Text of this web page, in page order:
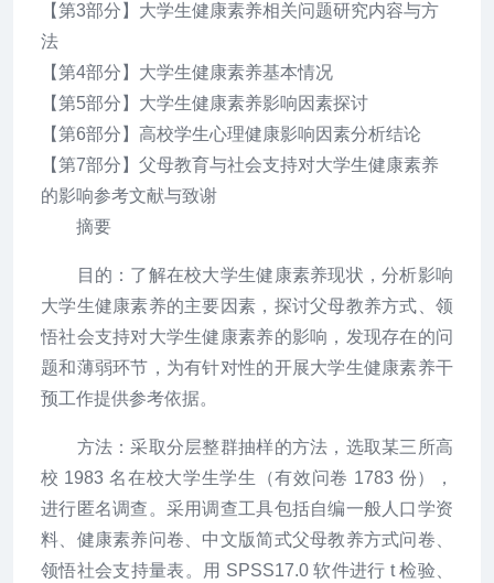
【第3部分】大学生健康素养相关问题研究内容与方
法
【第4部分】大学生健康素养基本情况
【第5部分】大学生健康素养影响因素探讨
【第6部分】高校学生心理健康影响因素分析结论
【第7部分】父母教育与社会支持对大学生健康素养
的影响参考文献与致谢
摘要
目的：了解在校大学生健康素养现状，分析影响
大学生健康素养的主要因素，探讨父母教养方式、领
悟社会支持对大学生健康素养的影响，发现存在的问
题和薄弱环节，为有针对性的开展大学生健康素养干
预工作提供参考依据。
方法：采取分层整群抽样的方法，选取某三所高
校 1983 名在校大学生学生（有效问卷 1783 份），
进行匿名调查。采用调查工具包括自编一般人口学资
料、健康素养问卷、中文版简式父母教养方式问卷、
领悟社会支持量表。用 SPSS17.0 软件进行 t 检验、